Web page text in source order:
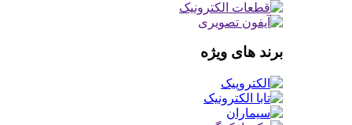
برند های ویژه